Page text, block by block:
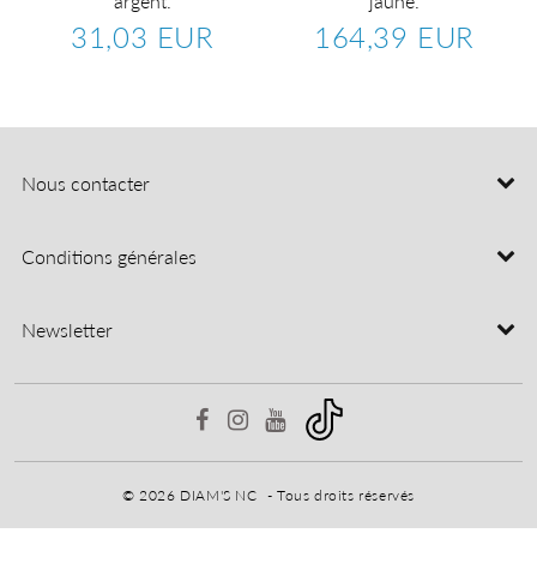
Prix
31,03 EUR
Prix
164,39 EUR
Nous contacter
Conditions générales
Newsletter
© 2026 DIAM'S NC - Tous droits réservés